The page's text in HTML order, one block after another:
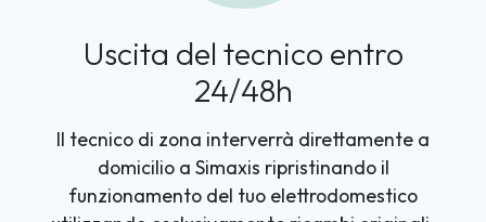
Uscita del tecnico entro
24/48h
Il tecnico di zona interverrà direttamente a
domicilio a Simaxis ripristinando il
funzionamento del tuo elettrodomestico